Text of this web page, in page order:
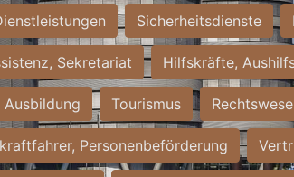
Sicherheitsdienste
Sekretariat Hilfskräfte,
Tourismus
Personenbeförderung